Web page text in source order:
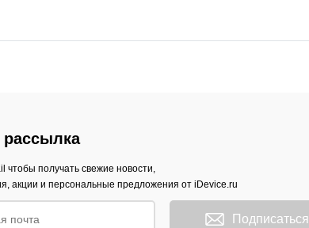
рассылка
чтобы получать свежие новости,
акции и персональные предложения от iDevice.ru
Подписаться